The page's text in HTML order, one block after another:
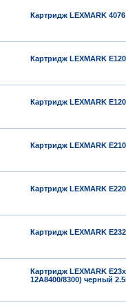
Картридж LEXMARK
Картридж LEXMARK
Картридж LEXMARK
Картридж LEXMARK
Картридж LEXMARK
Картридж LEXMARK
Картридж LEXMARK
12A8400/8300) черный